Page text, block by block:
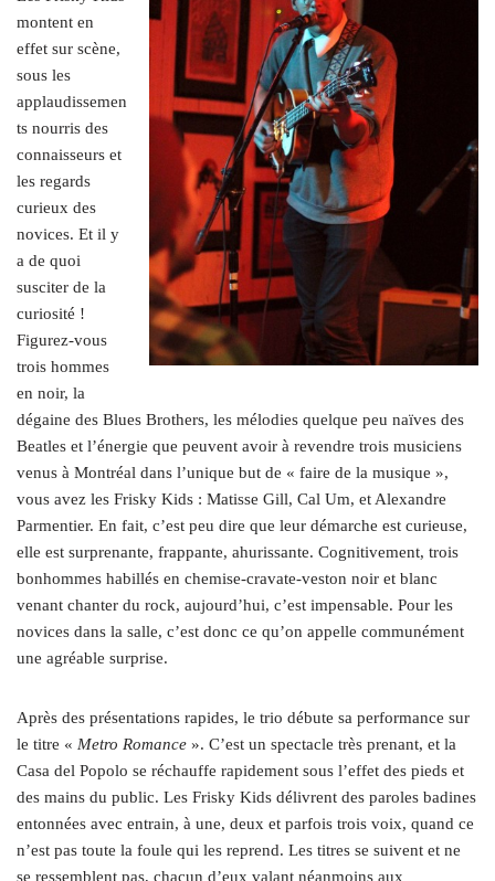
montent en
effet sur scène,
sous les
applaudissemen
ts nourris des
connaisseurs et
les regards
curieux des
novices. Et il y
a de quoi
susciter de la
curiosité !
Figurez-vous
trois hommes
en noir, la
dégaine des Blues Brothers, les mélodies quelque peu naïves des
Beatles et l’énergie que peuvent avoir à revendre trois musiciens
venus à Montréal dans l’unique but de « faire de la musique »,
vous avez les Frisky Kids : Matisse Gill, Cal Um, et Alexandre
Parmentier. En fait, c’est peu dire que leur démarche est curieuse,
elle est surprenante, frappante, ahurissante. Cognitivement, trois
bonhommes habillés en chemise-cravate-veston noir et blanc
venant chanter du rock, aujourd’hui, c’est impensable. Pour les
novices dans la salle, c’est donc ce qu’on appelle communément
une agréable surprise.
Après des présentations rapides, le trio débute sa performance sur
le titre « Metro Romance ». C’est un spectacle très prenant, et la
Casa del Popolo se réchauffe rapidement sous l’effet des pieds et
des mains du public. Les Frisky Kids délivrent des paroles badines
entonnées avec entrain, à une, deux et parfois trois voix, quand ce
n’est pas toute la foule qui les reprend. Les titres se suivent et ne
se ressemblent pas, chacun d’eux valant néanmoins aux